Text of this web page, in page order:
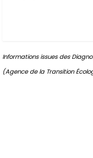
Informations issues des
(Agence de la Transition